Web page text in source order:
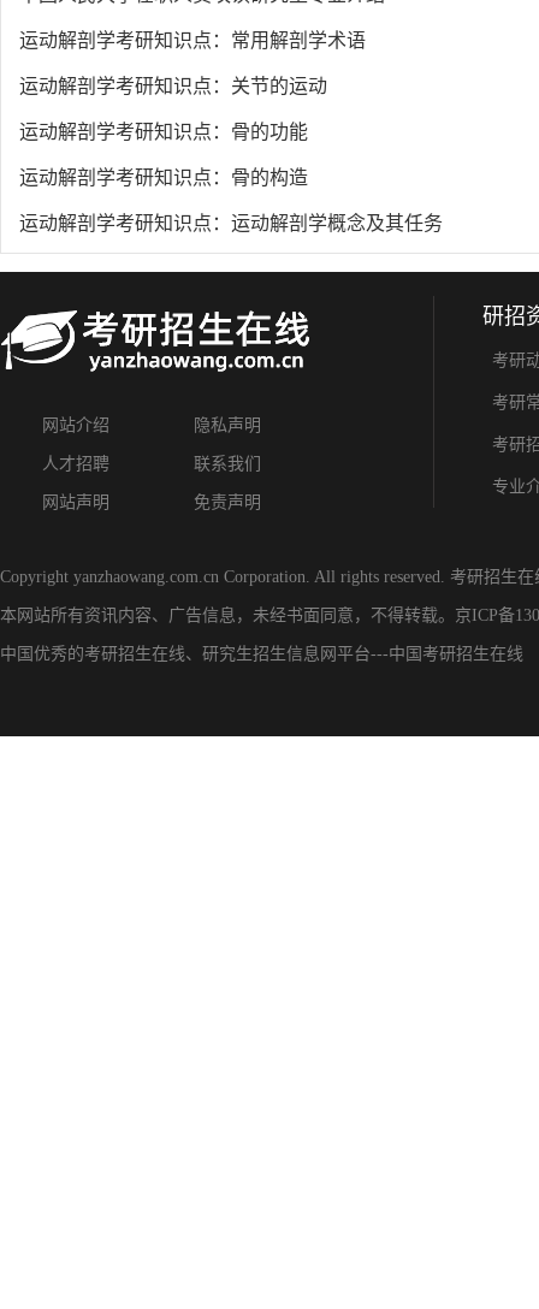
运动解剖学考研知识点：常用解剖学术语
运动解剖学考研知识点：关节的运动
运动解剖学考研知识点：骨的功能
运动解剖学考研知识点：骨的构造
运动解剖学考研知识点：运动解剖学概念及其任务
网站介绍 隐私声明
人才招聘 联系我们
网站声明 免责声明
研招
考研
考研
考研
专业
Copyright yanzhaowang.com.cn Corporation. All rights reserved. 考研招生在
本网站所有资讯内容、广告信息，未经书面同意，不得转载。 京ICP备
中国优秀的考研招生在线、 研究生招生信息网 平台---中国考研招生在线